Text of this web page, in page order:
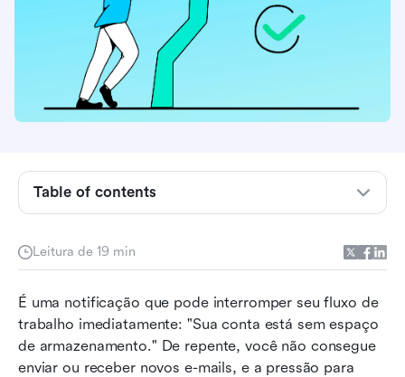
Leitura de 19 min
É uma notificação que pode interromper seu fluxo de
trabalho imediatamente: "Sua conta está sem espaço
de armazenamento." De repente, você não consegue
enviar ou receber novos e-mails, e a pressão para
Table of contents
Introdução ao armazenamento do Gmail
Métodos explicados
com maior armazenamento
Como transferir mensagens do Gmail para o
Lark Mail